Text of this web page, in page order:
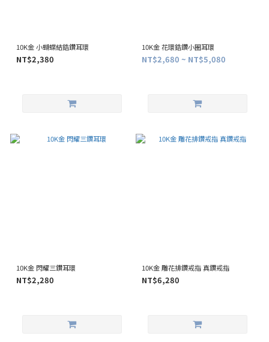
10K金 小蝴蝶結鋯鑽耳環
NT$2,380
10K金 花環鋯鑽小圈耳環
NT$2,680 ~ NT$5,080
10K金 閃耀三鑽耳環
NT$2,280
10K金 雕花排鑽戒指 真鑽戒指
NT$6,280